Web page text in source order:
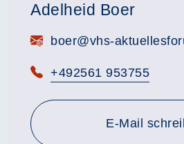
Adelheid Boer
E-Mail:boer@vhs-
Telefon:
+492561 953755
E-Mail